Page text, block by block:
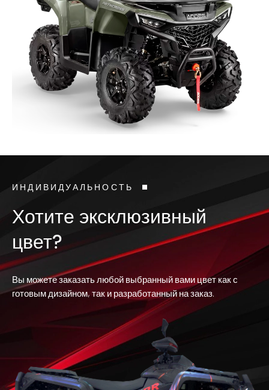
ИНДИВИДУАЛЬНОСТЬ
Хотите эксклюзивный
цвет?
Вы можете заказать любой выбранный вами цвет как с
готовым дизайном, так и разработанный на заказ.